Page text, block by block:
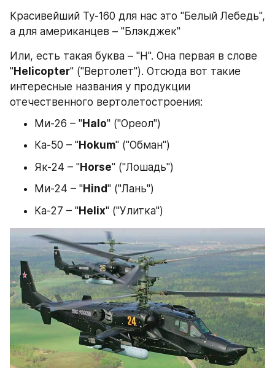
Красивейший Ту-160 для нас это "Белый Лебедь",
а для американцев – "Блэкджек"
Или, есть такая буква – "H". Она первая в слове
"Helicopter" ("Вертолет"). Отсюда вот такие
интересные названия у продукции
отечественного вертолетостроения:
Ми-26 – "Halo" ("Ореол")
Ка-50 – "Hokum" ("Обман")
Як-24 – "Horse" ("Лошадь")
Ми-24 – "Hind" ("Лань")
Ка-27 – "Helix" ("Улитка")